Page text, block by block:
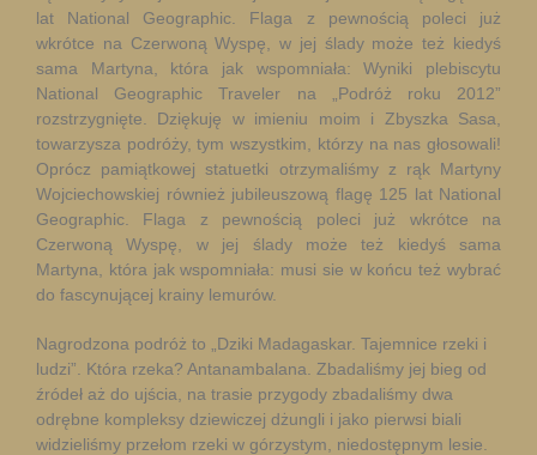
lat National Geographic. Flaga z pewnością poleci już
wkrótce na Czerwoną Wyspę, w jej ślady może też kiedyś
sama Martyna, która jak wspomniała:Wyniki plebiscytu
National Geographic Traveler na „Podróż roku 2012”
rozstrzygnięte. Dziękuję w imieniu moim i Zbyszka Sasa,
towarzysza podróży, tym wszystkim, którzy na nas głosowali!
Oprócz pamiątkowej statuetki otrzymaliśmy z rąk Martyny
Wojciechowskiej również jubileuszową flagę 125 lat National
Geographic. Flaga z pewnością poleci już wkrótce na
Czerwoną Wyspę, w jej ślady może też kiedyś sama
Martyna, która jak wspomniała: musi sie w końcu też wybrać
do fascynującej krainy lemurów.
Nagrodzona podróż to „Dziki Madagaskar. Tajemnice rzeki i
ludzi”. Która rzeka? Antanambalana. Zbadaliśmy jej bieg od
źródeł aż do ujścia, na trasie przygody zbadaliśmy dwa
odrębne kompleksy dziewiczej dżungli i jako pierwsi biali
widzieliśmy przełom rzeki w górzystym, niedostępnym lesie.